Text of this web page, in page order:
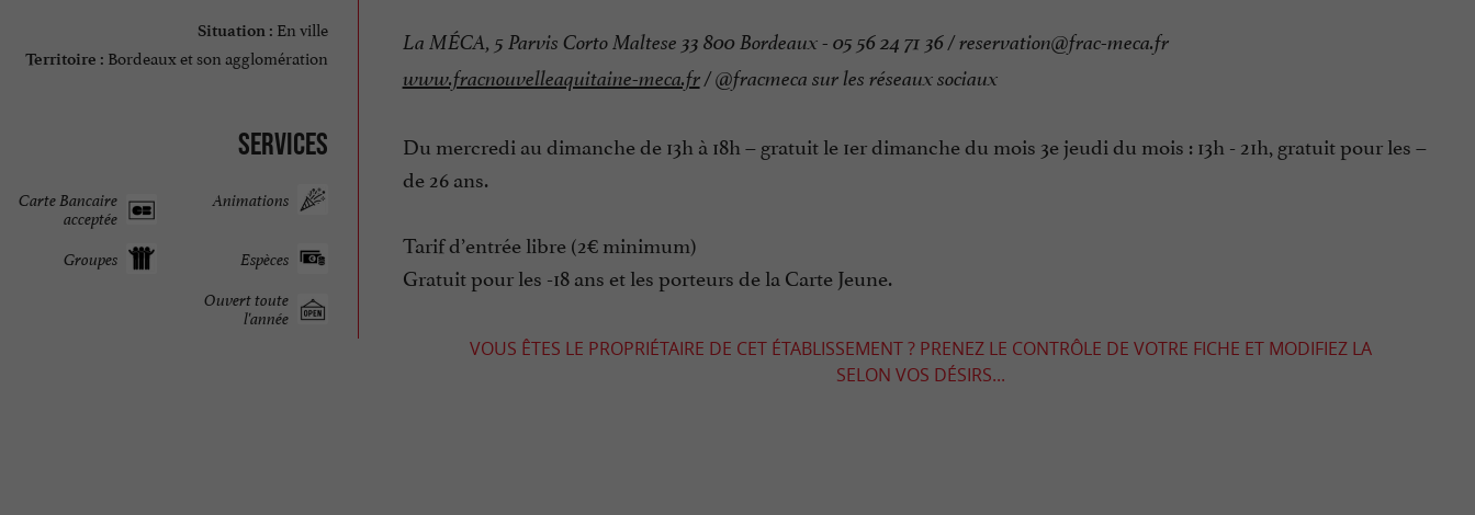
Situation : En ville
Territoire : Bordeaux et son agglomération
Services
Animations
Carte Bancaire
acceptée
Espèces
Groupes
Ouvert toute
l'année
La MÉCA, 5 Parvis Corto Maltese 33 800 Bordeaux - 05 56 24 71 36 / reservation@frac-meca.fr
www.fracnouvelleaquitaine-meca.fr/ @fracmeca sur les réseaux sociaux
Du mercredi au dimanche de 13h à 18h – gratuit le 1er dimanche du mois 3e jeudi du mois : 13h - 21h, gratuit pour les –
de 26 ans.
Tarif d’entrée libre (2€ minimum)
Gratuit pour les -18 ans et les porteurs de la Carte Jeune.
VOUS ÊTES LE PROPRIÉTAIRE DE CET ÉTABLISSEMENT ? PRENEZ LE CONTRÔLE DE VOTRE FICHE ET MODIFIEZ LA
SELON VOS DÉSIRS...